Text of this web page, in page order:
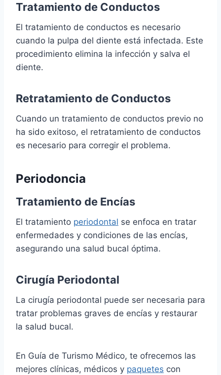
Tratamiento de Conductos
El tratamiento de conductos es necesario
cuando la pulpa del diente está infectada. Este
procedimiento elimina la infección y salva el
diente.
Retratamiento de Conductos
Cuando un tratamiento de conductos previo no
ha sido exitoso, el retratamiento de conductos
es necesario para corregir el problema.
Periodoncia
Tratamiento de Encías
El tratamiento periodontal se enfoca en tratar
enfermedades y condiciones de las encías,
asegurando una salud bucal óptima.
Cirugía Periodontal
La cirugía periodontal puede ser necesaria para
tratar problemas graves de encías y restaurar
la salud bucal.
En Guía de Turismo Médico, te ofrecemos las
mejores clínicas, médicos y paquetes con